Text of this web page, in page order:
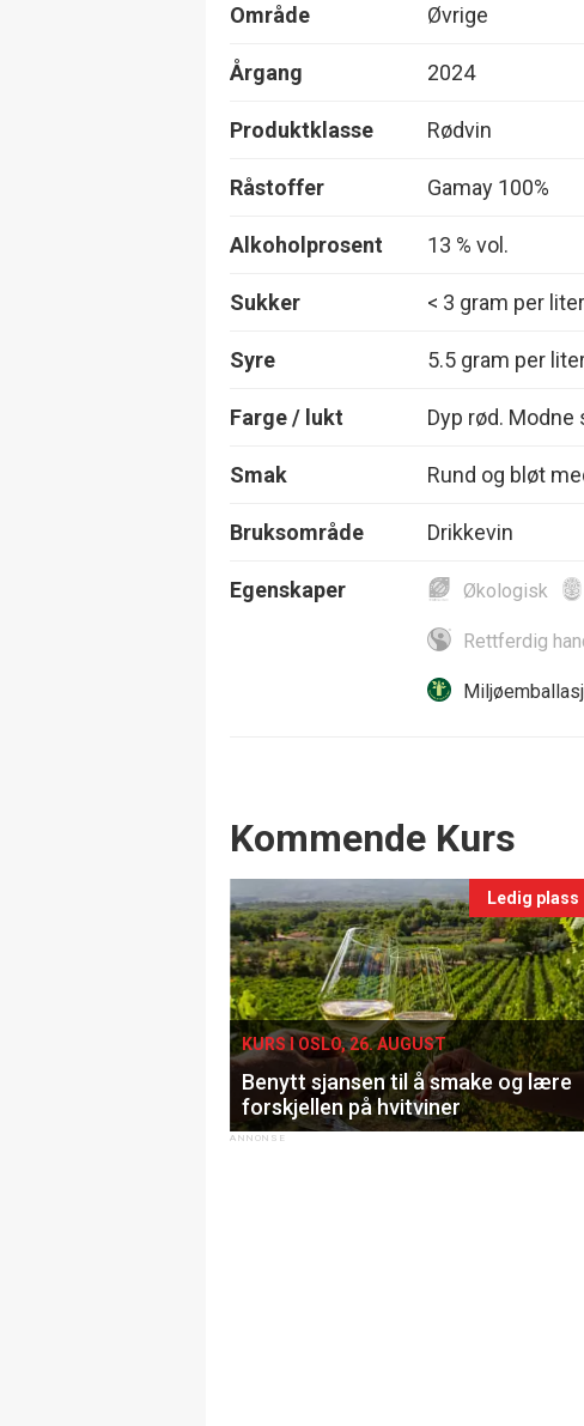
Område Øvrige
Årgang 2024
Produktklasse Rødvin
Råstoffer Gamay 100%
Alkoholprosent 13 % vol.
Sukker < 3 gram per liter
Syre 5.5 gram per
Farge / lukt Dyp rød.
Smak Rund og bløt
Bruksområde Drikkevin
Egenskaper Økologisk
Rettferdig
Events
Kommende Kurs
Ledig plass
KURS I OSLO, 26. AUGUST
Benytt sjansen til å smake og lære
forskjellen på hvitviner